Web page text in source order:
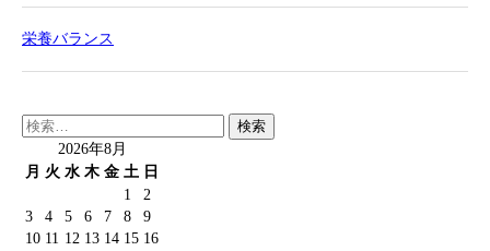
栄養バランス
検
索:
2026年8月
月 火 水 木 金 土 日
1
2
3
4 5 6 7 8
9
10 11 12 13 14 15 16